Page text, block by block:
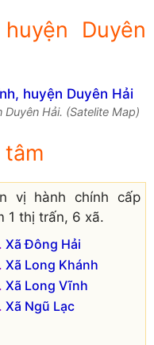
Duyên
Hải. (Satelite Map)
vị hành chính cấp
1 thị trấn, 6 xã.
Xã Đông Hải
Xã Long Khánh
Xã Long Vĩnh
Xã Ngũ Lạc